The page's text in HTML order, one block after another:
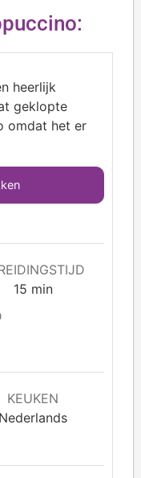
heerlijk
geklopte
omdat het er
15 min
KEUKEN
Nederlands